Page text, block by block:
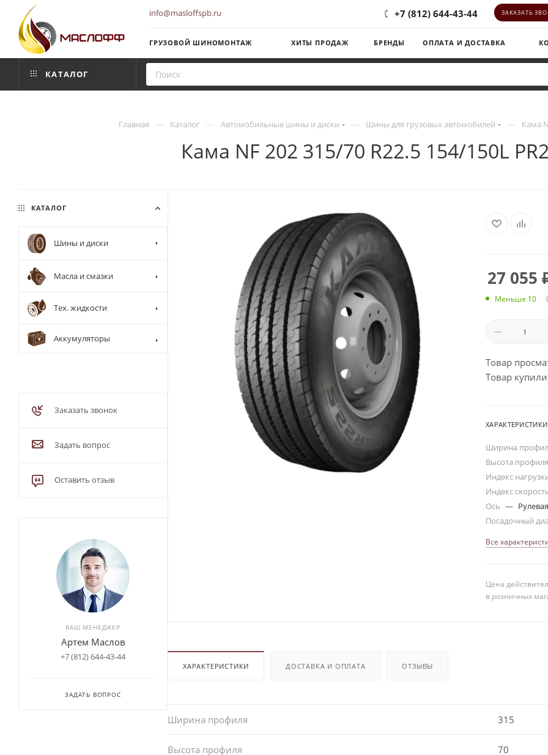
info@masloffspb.ru +7 (812) 644-43-44 ЗАКАЗАТЬ
ГРУЗОВОЙ ШИНОМОНТАЖ ХИТЫ ПРОДАЖ БРЕНДЫ ОПЛАТА И ДОСТАВКА
КАТАЛОГ
Главная — Каталог — Автомобильные шины и диски — Шины для грузовых автомобилей — Кама
Кама NF 202 315/70 R22.5 154/150L
27 055
Меньше 10
Товар
Товар
ХАРАКТЕРИСТИКИ
Ширина
Высота
Индекс
Индекс
Ось — Рулевая
Посадочный
Все
Цена
в розничных
ХАРАКТЕРИСТИКИ ДОСТАВКА И ОПЛАТА ОТЗЫВЫ
Ширина профиля 315
Высота профиля 70
КАТАЛОГ
Шины и диски
Масла и смазки
Тех. жидкости
Аккумуляторы
Заказать звонок
Задать вопрос
Оставить отзыв
ВАШ МЕНЕДЖЕР
Артем Маслов
+7 (812) 644-43-44
ЗАДАТЬ ВОПРОС